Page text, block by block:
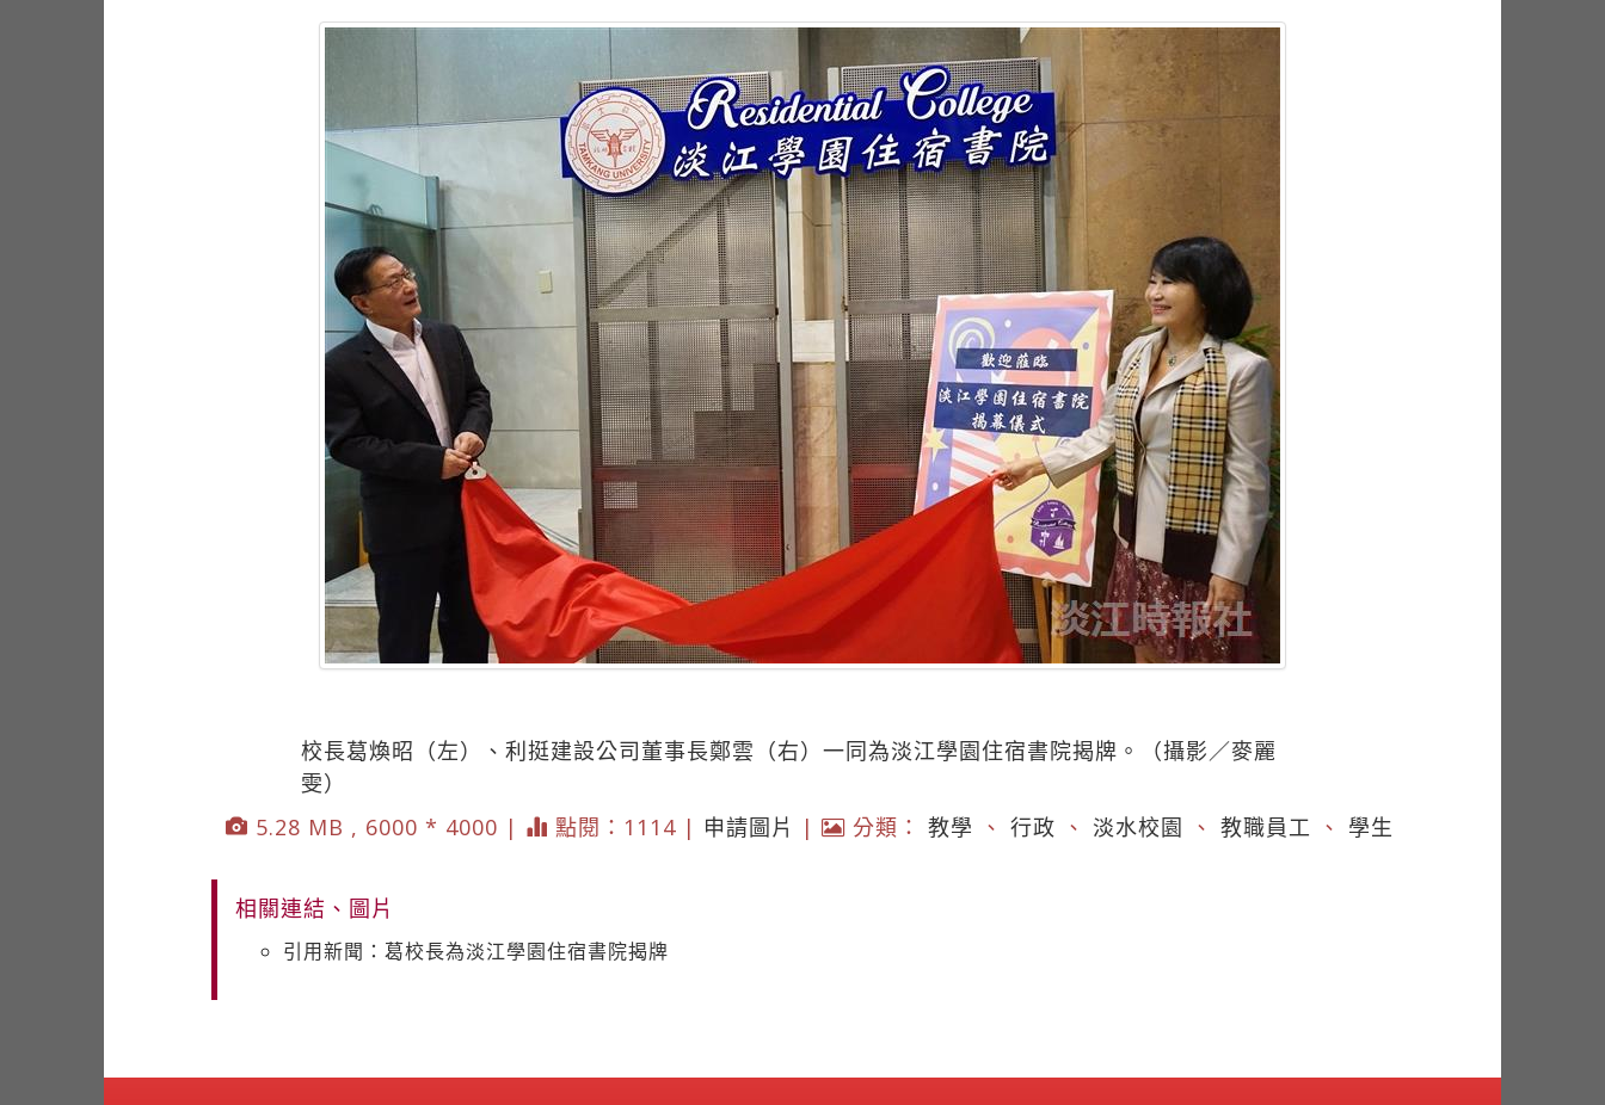
校長葛煥昭（左）、利挺建設公司董事長鄭雲（右）一同為淡江學園住宿書院揭牌。（攝影／麥麗
雯）
5.28 MB , 6000 * 4000 |
點閱：1114 | 申請圖片 | 分類： 教學 、 行政 、 淡水校園 、 教職員工 、 學生
相關連結、圖片
引用新聞：葛校長為淡江學園住宿書院揭牌